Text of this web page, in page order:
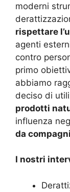
moderni
rispettare
agenti
contro
primo
abbiamo
deciso di
prodotti
influenza
da
I nostri